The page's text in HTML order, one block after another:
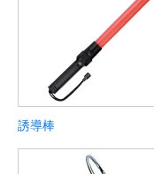
誘導棒